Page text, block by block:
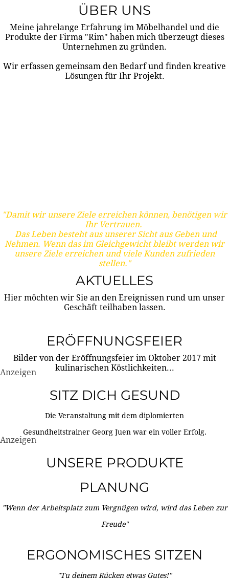
ÜBER UNS
Meine jahrelange Erfahrung im Möbelhandel und die
Produkte der Firma "Rim" haben mich überzeugt dieses
Unternehmen zu gründen.
Wir erfassen gemeinsam den Bedarf und finden kreative
Lösungen für Ihr Projekt.
"Damit wir unsere Ziele erreichen können, benötigen wir
Ihr Vertrauen.
Das Leben besteht aus unserer Sicht aus Geben und
Nehmen. Wenn das im Gleichgewicht bleibt werden wir
unsere Ziele erreichen und viele Kunden zufrieden
stellen."
AKTUELLES
Hier möchten wir Sie an den Ereignissen rund um unser
Geschäft teilhaben lassen.
ERÖFFNUNGSFEIER
Bilder von der Eröffnungsfeier im Oktober 2017 mit
kulinarischen Köstlichkeiten...
Anzeigen
SITZ DICH GESUND
Die Veranstaltung mit dem diplomierten
Gesundheitstrainer Georg Juen war ein voller Erfolg.
Anzeigen
UNSERE PRODUKTE
PLANUNG
"Wenn der Arbeitsplatz zum Vergnügen wird, wird das Leben zur
Freude"
ERGONOMISCHES SITZEN
"Tu deinem Rücken etwas Gutes!"